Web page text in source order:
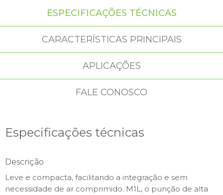
ESPECIFICAÇÕES TÉCNICAS
CARACTERÍSTICAS PRINCIPAIS
APLICAÇÕES
FALE CONOSCO
Especificações técnicas
Descrição
Leve e compacta, facilitando a integração e sem
necessidade de ar comprimido. M1L, o punção de alta